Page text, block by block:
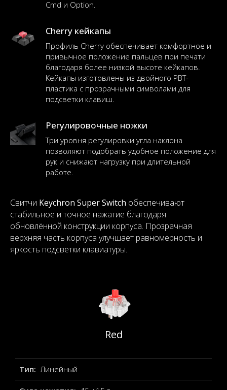
Cmd и Option.
Cherry кейкапы
Профиль Cherry обеспечивает комфортное и
привычное положение пальцев при печати
благодаря более низкой высоте кейкапов.
Кейкапы изготовлены из двойного PBT-
пластика с прозрачными символами для
подсветки клавиш.
Регулировочные ножки
Три уровня регулировки угла наклона
позволяют подобрать удобное положение для
рук и снижают нагрузку при длительной
работе.
Свитчи Keychron Super Switch обеспечивают
стабильное и точное нажатие благодаря
обновлённой конструкции корпуса. Прозрачная
верхняя часть корпуса улучшает равномерность и
яркость подсветки клавиатуры.
Red
Тип: Линейный